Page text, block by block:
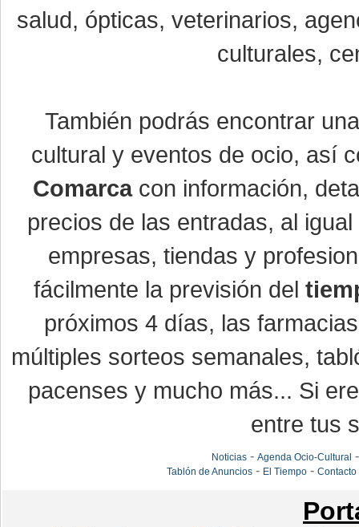
salud, ópticas, veterinarios,
culturales,
También podrás encontrar
cultural y eventos de ocio, así
Comarcacon información,
precios de las entradas, al
empresas, tiendas y
fácilmente la previsión del
próximos 4 días, las
múltiples sorteos semanales,
pacenses y mucho más... Si
entre tus
Noticias- Agenda Ocio-Cultural
Tablón de Anuncios- El Tiempo- Contacto